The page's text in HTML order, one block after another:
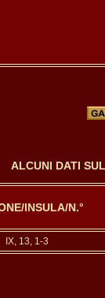
ALCUNI DATI
INSULA/N.°
IX, 13, 1-3